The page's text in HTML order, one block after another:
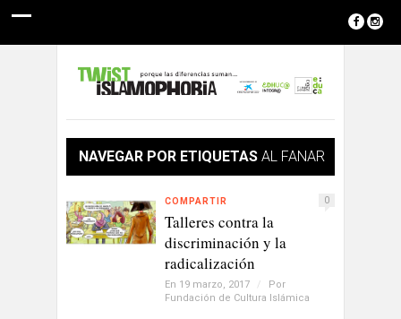
NAVEGAR POR ETIQUETAS AL FANAR
COMPARTIR 0
Talleres contra la
discriminación y la
radicalización
En 19 marzo, 2017 /
Por
Fundación de Cultura Islámica